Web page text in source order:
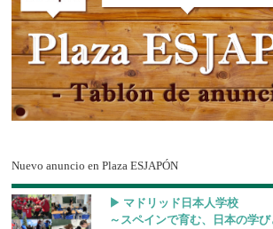
Nuevo anuncio en Plaza ESJAPÓN
▶︎ マドリッド日本人学校
～スペインで育む、日本の学